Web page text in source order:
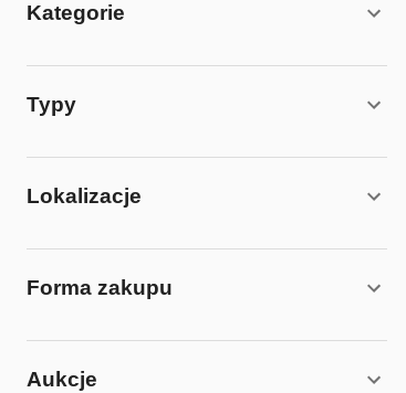
Kategorie
Typy
Lokalizacje
Forma zakupu
Aukcje